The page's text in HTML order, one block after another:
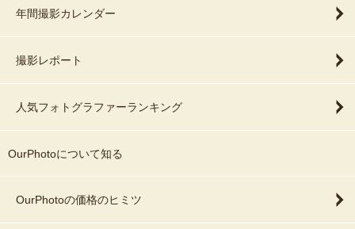
年間撮影カレンダー
撮影レポート
人気フォトグラファーランキング
OurPhotoについて知る
OurPhotoの価格のヒミツ